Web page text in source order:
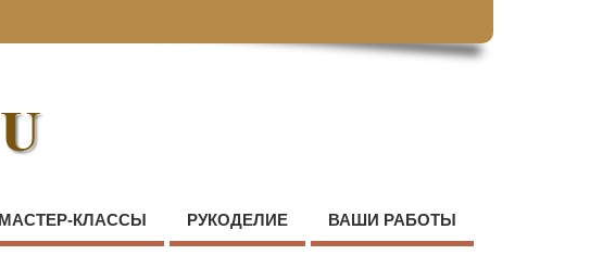
МАСТЕР-КЛАССЫ РУКОДЕЛИЕ ВАШИ РАБОТЫ